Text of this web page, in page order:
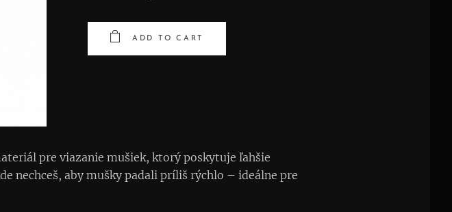
ADD TO CART
pre viazanie mušiek, ktorý poskytuje ľahšie
nechceš, aby mušky padali príliš rýchlo – ideálne pre